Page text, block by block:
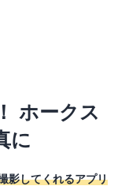
ホークス
に
影してくれるアプリ